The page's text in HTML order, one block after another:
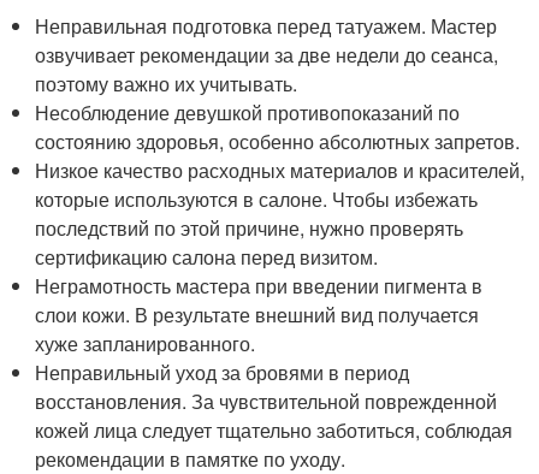
Неправильная подготовка перед татуажем. Мастер
озвучивает рекомендации за две недели до сеанса,
поэтому важно их учитывать.
Несоблюдение девушкой противопоказаний по
состоянию здоровья, особенно абсолютных запретов.
Низкое качество расходных материалов и красителей,
которые используются в салоне. Чтобы избежать
последствий по этой причине, нужно проверять
сертификацию салона перед визитом.
Неграмотность мастера при введении пигмента в
слои кожи. В результате внешний вид получается
хуже запланированного.
Неправильный уход за бровями в период
восстановления. За чувствительной поврежденной
кожей лица следует тщательно заботиться, соблюдая
рекомендации в памятке по уходу.